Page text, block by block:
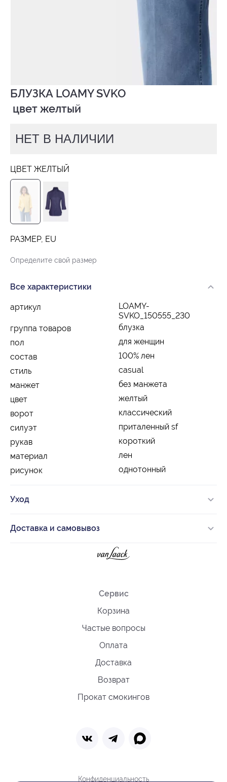
БЛУЗКА LOAMY SVKO
цвет желтый
НЕТ В НАЛИЧИИ
ЦВЕТ ЖЕЛТЫЙ
РАЗМЕР, EU
Определите свой размер
Все характеристики
артикул
LOAMY-
SVKO_150555_230
группа товаров
блузка
пол
для женщин
состав
100% лен
стиль
casual
манжет
без манжета
цвет
желтый
ворот
классический
силуэт
приталенный sf
рукав
короткий
материал
лен
рисунок
однотонный
Уход
Доставка и самовывоз
Сервис
Корзина
Частые вопросы
Оплата
Доставка
Возврат
Прокат смокингов
Конфиденциальность